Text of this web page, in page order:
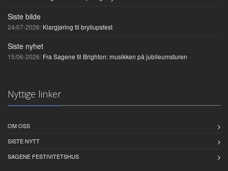
Siste bilde
24/07-2026: Klargjøring til bryllupsfest
Siste nyhet
15/06-2026: Fra Sagene til Brighton: musikken på jubileumsturen
Nyttige linker
OM OSS
SISTE NYTT
SAGENE FESTIVITETSHUS